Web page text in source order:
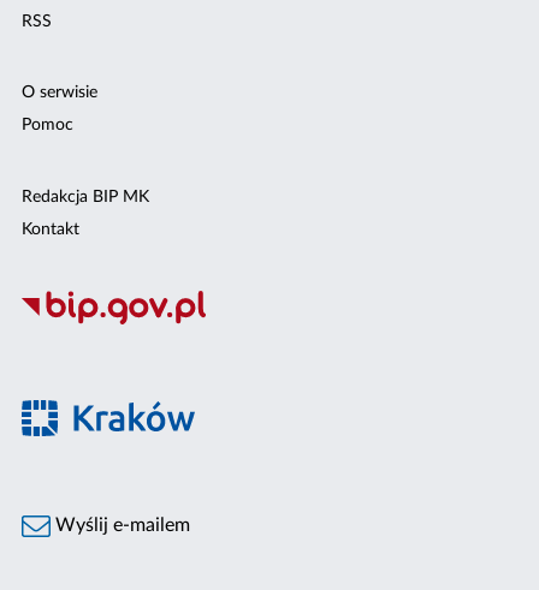
RSS
O serwisie
Pomoc
Redakcja BIP MK
Kontakt
Wyślij e-mailem